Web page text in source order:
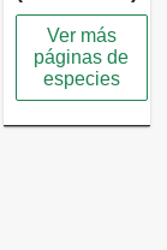
Ver más
páginas de
especies